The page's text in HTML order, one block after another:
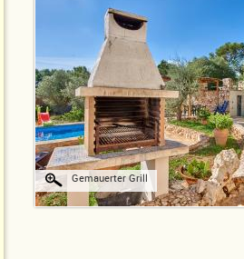
Gemauerter Grill